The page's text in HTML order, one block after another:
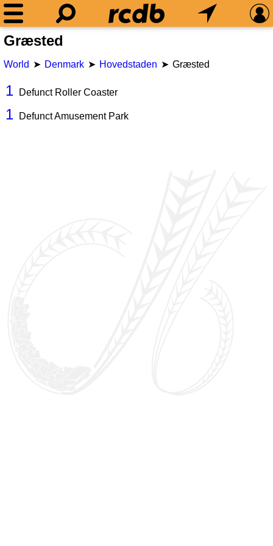
Græsted
World Denmark Hovedstaden Græsted
1 Defunct Roller Coaster
1 Defunct Amusement Park